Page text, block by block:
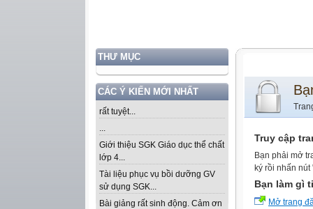
THƯ MỤC
CÁC Ý KIẾN MỚI NHẤT
rất tuyệt...
...
Giới thiệu SGK Giáo dục thể chất
lớp 4...
Tài liệu phục vụ bồi dưỡng GV
sử dụng SGK...
Bài giảng rất sinh động. Cảm ơn
Truy cập
Bạn phải mở
ký rồi nhấn
Bạn làm gì
Mở trang